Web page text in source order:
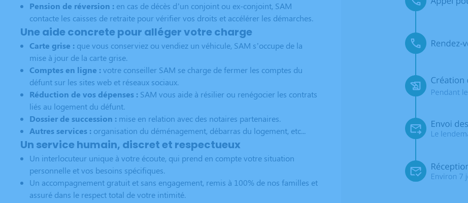
Pension de réversion : en cas de décès d’un conjoint ou ex-conjoint, SAM
contacte les caisses de retraite pour vérifier vos droits et accélérer les démarches.
Une aide concrete pour alléger votre charge
Carte grise : que vous conserviez ou vendiez un véhicule, SAM s’occupe de la
mise à jour de la carte grise.
Comptes en ligne :votre conseiller SAM se charge de fermer les comptes du
défunt sur les sites web et réseaux sociaux.
Réduction de vos dépenses : SAM vous aide à résilier ou renégocier les contrats
liés au logement du défunt.
Dossier de succession : mise en relation avec des notaires partenaires.
Autres services : organisation du déménagement, débarras du logement, etc...
Un service humain, discret et respectueux
Un interlocuteur unique à votre écoute, qui prend en compte votre situation
personnelle et vos besoins spécifiques.
Un accompagnement gratuit et sans engagement, remis à 100% de nos familles et
assuré dans le respect total de votre intimité.